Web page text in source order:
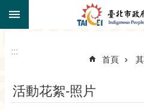
跳到主要內容區塊
:::
首頁
活動花絮-照片